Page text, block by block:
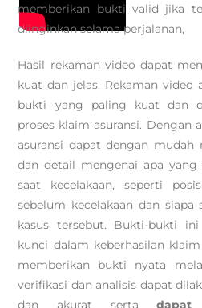
memberikan bukti valid jika
diinginkan selama perjalanan,
Hasil rekaman video dapat
kuat dan jelas. Rekaman video
bukti yang paling kuat dan
proses klaim asuransi. Dengan
asuransi dapat dengan mudah
dan detail mengenai apa yang
saat kecelakaan, seperti
sebelum kecelakaan dan
kasus tersebut. Bukti-bukti
kunci dalam keberhasilan
memberikan bukti nyata
verifikasi dan analisis dapat
dan akurat sertadapat